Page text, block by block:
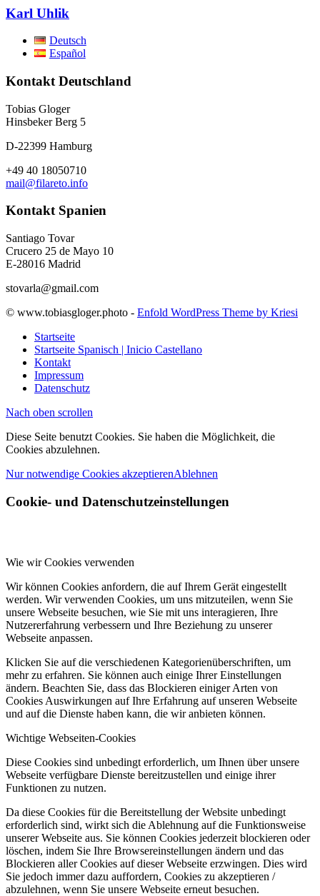
Karl Uhlik
Deutsch
Español
Kontakt Deutschland
Tobias Gloger
Hinsbeker Berg 5
D-22399 Hamburg
+49 40 18050710
mail@filareto.info
Kontakt Spanien
Santiago Tovar
Crucero 25 de Mayo 10
E-28016 Madrid
stovarla@gmail.com
© www.tobiasgloger.photo - Enfold WordPress Theme by Kriesi
Startseite
Startseite Spanisch | Inicio Castellano
Kontakt
Impressum
Datenschutz
Nach oben scrollen
Diese Seite benutzt Cookies. Sie haben die Möglichkeit, die
Cookies abzulehnen.
Nur notwendige Cookies akzeptierenAblehnen
Cookie- und Datenschutzeinstellungen
Wie wir Cookies verwenden
Wir können Cookies anfordern, die auf Ihrem Gerät eingestellt
werden. Wir verwenden Cookies, um uns mitzuteilen, wenn Sie
unsere Webseite besuchen, wie Sie mit uns interagieren, Ihre
Nutzererfahrung verbessern und Ihre Beziehung zu unserer
Webseite anpassen.
Klicken Sie auf die verschiedenen Kategorienüberschriften, um
mehr zu erfahren. Sie können auch einige Ihrer Einstellungen
ändern. Beachten Sie, dass das Blockieren einiger Arten von
Cookies Auswirkungen auf Ihre Erfahrung auf unseren Webseite
und auf die Dienste haben kann, die wir anbieten können.
Wichtige Webseiten-Cookies
Diese Cookies sind unbedingt erforderlich, um Ihnen über unsere
Webseite verfügbare Dienste bereitzustellen und einige ihrer
Funktionen zu nutzen.
Da diese Cookies für die Bereitstellung der Website unbedingt
erforderlich sind, wirkt sich die Ablehnung auf die Funktionsweise
unserer Webseite aus. Sie können Cookies jederzeit blockieren oder
löschen, indem Sie Ihre Browsereinstellungen ändern und das
Blockieren aller Cookies auf dieser Webseite erzwingen. Dies wird
Sie jedoch immer dazu auffordern, Cookies zu akzeptieren /
abzulehnen, wenn Sie unsere Webseite erneut besuchen.